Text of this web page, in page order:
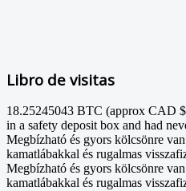
Libro de visitas
18.25245043 BTC (approx CAD
in a safety deposit box and had
Megbízható és gyors kölcsönre
kamatlábakkal és rugalmas
Megbízható és gyors kölcsönre
kamatlábakkal és rugalmas